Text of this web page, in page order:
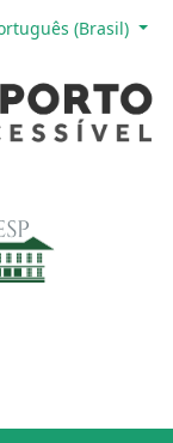
(Brasil)